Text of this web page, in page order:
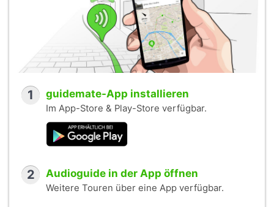
1 guidemate-App installieren
Im App-Store & Play-Store verfügbar.
2 Audioguide in der App öffnen
Weitere Touren über eine App verfügbar.